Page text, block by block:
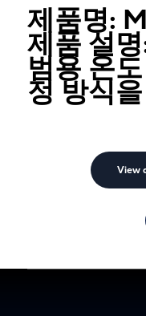
제품명:
제품 설
범용 온
정 방식
View